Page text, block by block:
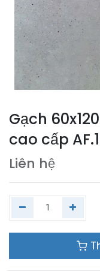
Gạch
cao cấp
Liên hệ